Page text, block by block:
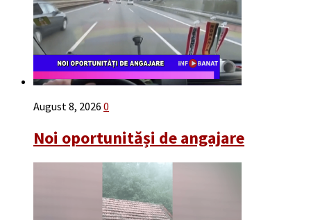
August 8, 2026 0
Noi oportunităși de angajare